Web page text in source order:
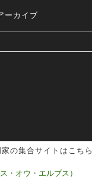
ーカイブ
の集合サイトはこちら
・オウ・エルブス）